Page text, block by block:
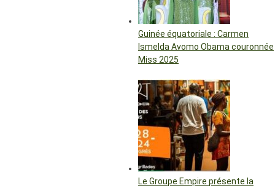
Guinée équatoriale : Carmen
Ismelda Avomo Obama couronnée
Miss 2025
Le Groupe Empire présente la